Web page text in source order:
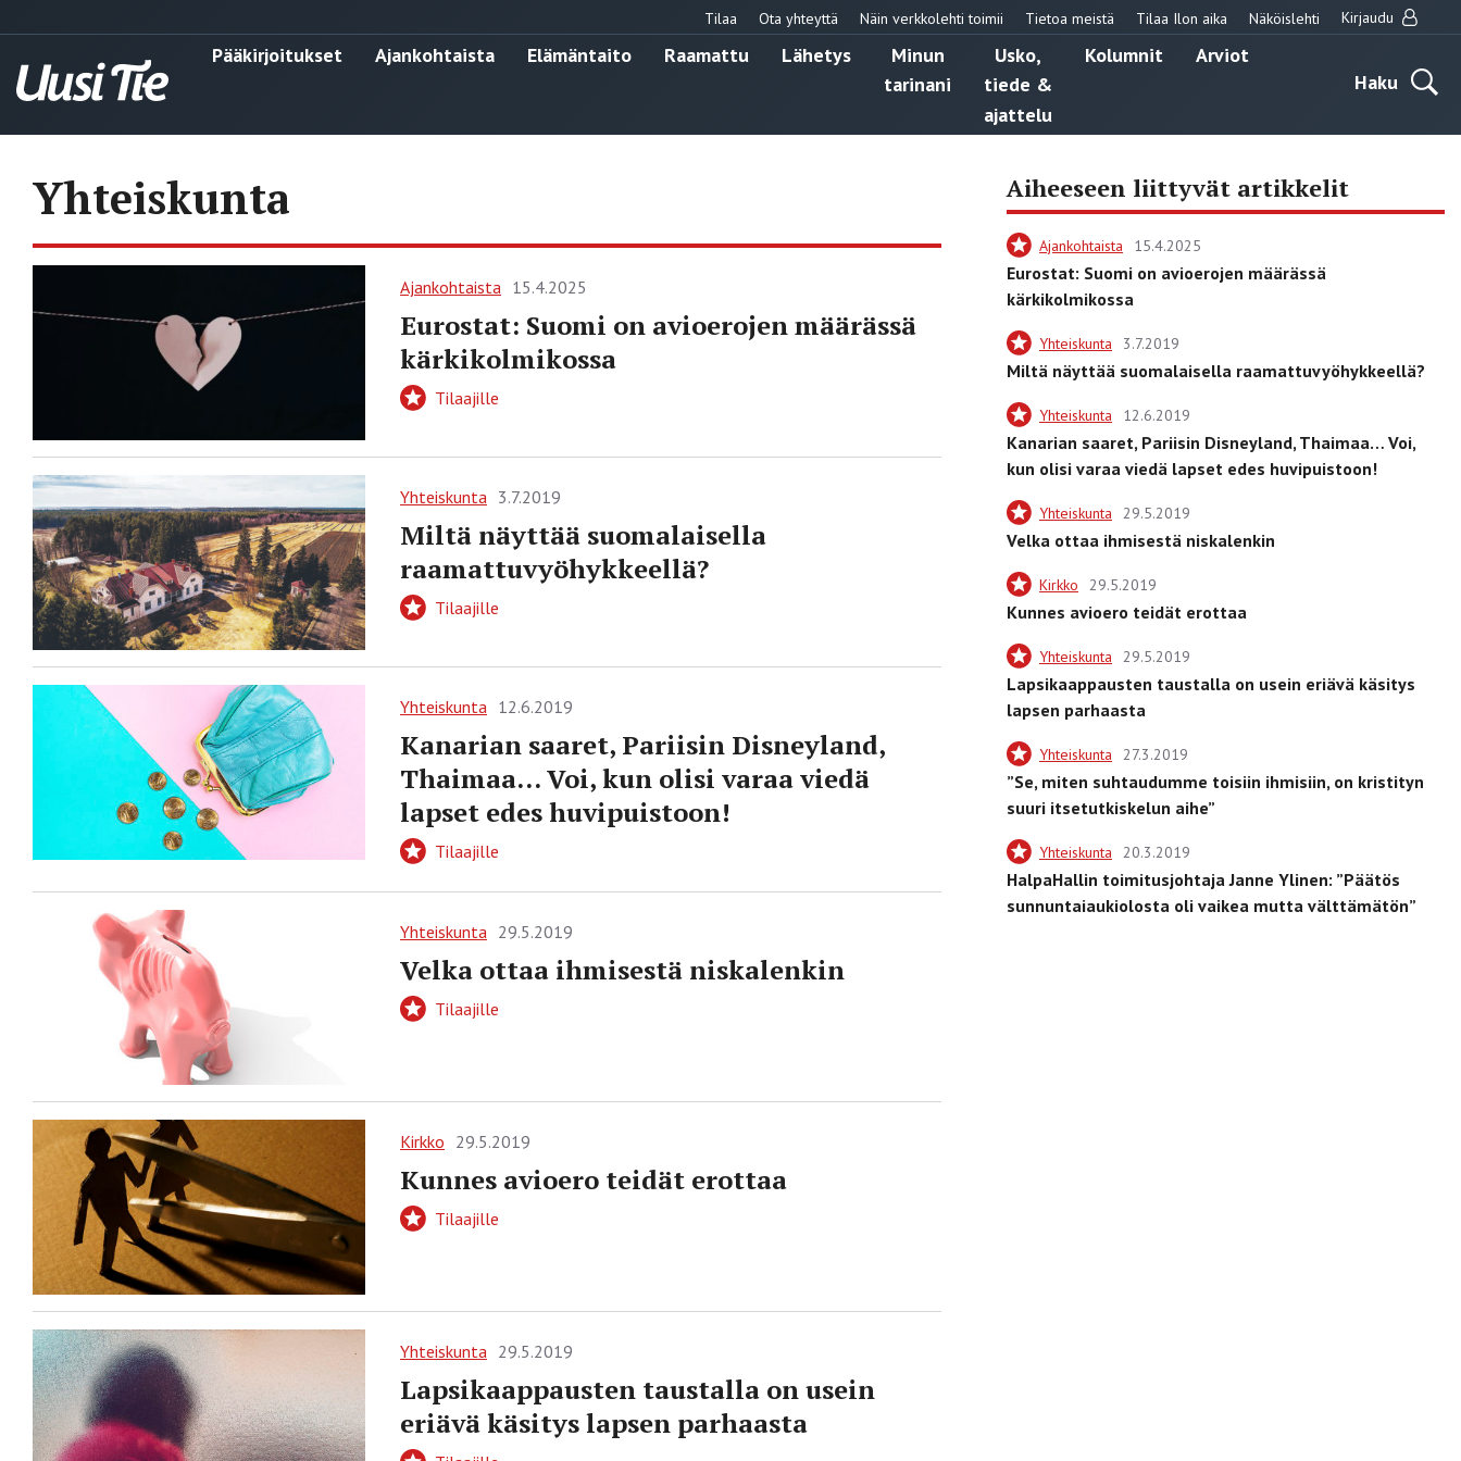
Tilaa Ota yhteyttä Näin verkkolehti toimii Tietoa meistä Tilaa Ilon aika Näköislehti Kirjaudu
Pääkirjoitukset Ajankohtaista Elämäntaito Raamattu Lähetys
Minun
tarinani
Usko,
tiede &
ajattelu
Kolumnit
Arviot
Haku
Yhteiskunta
Ajankohtaista 15.4.2025
Eurostat: Suomi on avioerojen määrässä
kärkikolmikossa
Tilaajille
Yhteiskunta 3.7.2019
Miltä näyttää suomalaisella
raamattuvyöhykkeellä?
Tilaajille
Yhteiskunta 12.6.2019
Kanarian saaret, Pariisin Disneyland,
Thaimaa… Voi, kun olisi varaa viedä
lapset edes huvipuistoon!
Tilaajille
Yhteiskunta 29.5.2019
Velka ottaa ihmisestä niskalenkin
Tilaajille
Kirkko 29.5.2019
Kunnes avioero teidät erottaa
Tilaajille
Yhteiskunta 29.5.2019
Lapsikaappausten taustalla on usein
eriävä käsitys lapsen parhaasta
Aiheeseen liittyvät artikkelit
Ajankohtaista 15.4.2025
Eurostat: Suomi on avioerojen määrässä
kärkikolmikossa
Yhteiskunta 3.7.2019
Miltä näyttää suomalaisella raamattuvyöhykkeellä?
Yhteiskunta 12.6.2019
Kanarian saaret, Pariisin Disneyland, Thaimaa… Voi,
kun olisi varaa viedä lapset edes huvipuistoon!
Yhteiskunta 29.5.2019
Velka ottaa ihmisestä niskalenkin
Kirkko 29.5.2019
Kunnes avioero teidät erottaa
Yhteiskunta 29.5.2019
Lapsikaappausten taustalla on usein eriävä käsitys
lapsen parhaasta
Yhteiskunta 27.3.2019
”Se, miten suhtaudumme toisiin ihmisiin, on kristityn
suuri itsetutkiskelun aihe”
Yhteiskunta 20.3.2019
HalpaHallin toimitusjohtaja Janne Ylinen: ”Päätös
sunnuntaiaukiolosta oli vaikea mutta välttämätön”